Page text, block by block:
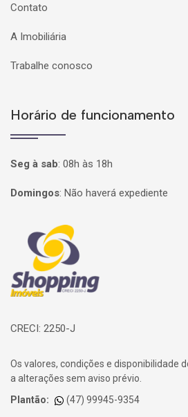
Contato
A Imobiliária
Trabalhe conosco
Horário de funcionamento
Seg à sab: 08h às 18h
Domingos: Não haverá expediente
Página inicial
CRECI: 2250-J
Os valores, condições e disponibilidade
a alterações sem aviso prévio.
Plantão:
(47) 99945-9354